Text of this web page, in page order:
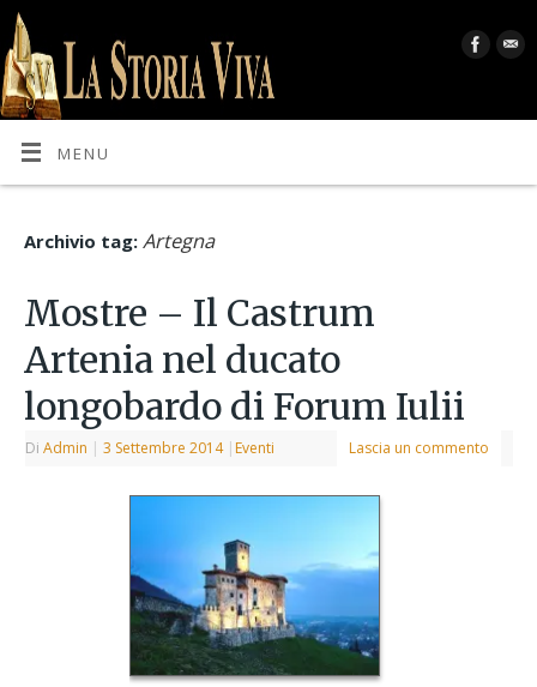
MENU
Archivio tag: Artegna
Mostre – Il Castrum
Artenia nel ducato
longobardo di Forum Iulii
DiAdmin | 3 Settembre 2014 | Eventi Lascia un commento